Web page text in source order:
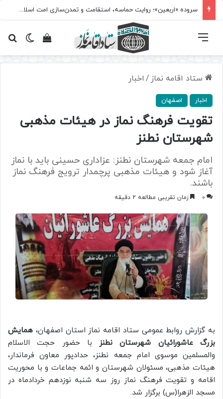
سروده‌ «اربعین»؛ روایت حماسه، استقامت و تمدن‌سازی امت اسلامی
تغییرمشاهده فهرست
ستاد اقامه نماز / اخبار
اخبار اصفهان
تقویت فرهنگ نماز در هیئات مذهبی
شهرستان نطنز
امام جمعه شهرستان نطنز: عزاداری حسینی باید با نماز
آغاز شود و هیئات مذهبی پرچمدار ترویج فرهنگ نماز
باشند.
0 زمان تقریبی مطالعه 2 دقیقه
به گزارش روابط عمومی ستاد اقامه نماز استان اصفهان، همایش
بزرگ عاشورائیان شهرستان نطنزبا حضور حجت الاسلام
والمسلمین موسوی امام جمعه نطنز، حدادپور معاون فرماندار،
هیئات مذهبی، مسئولان شهرستان و ائمه جماعات و با محوریت
اقامه و تقویت فرهنگ نماز روز سه شنبه نوزدهم خردادماه در
مسجد الزهرا(س) برگزار شد.